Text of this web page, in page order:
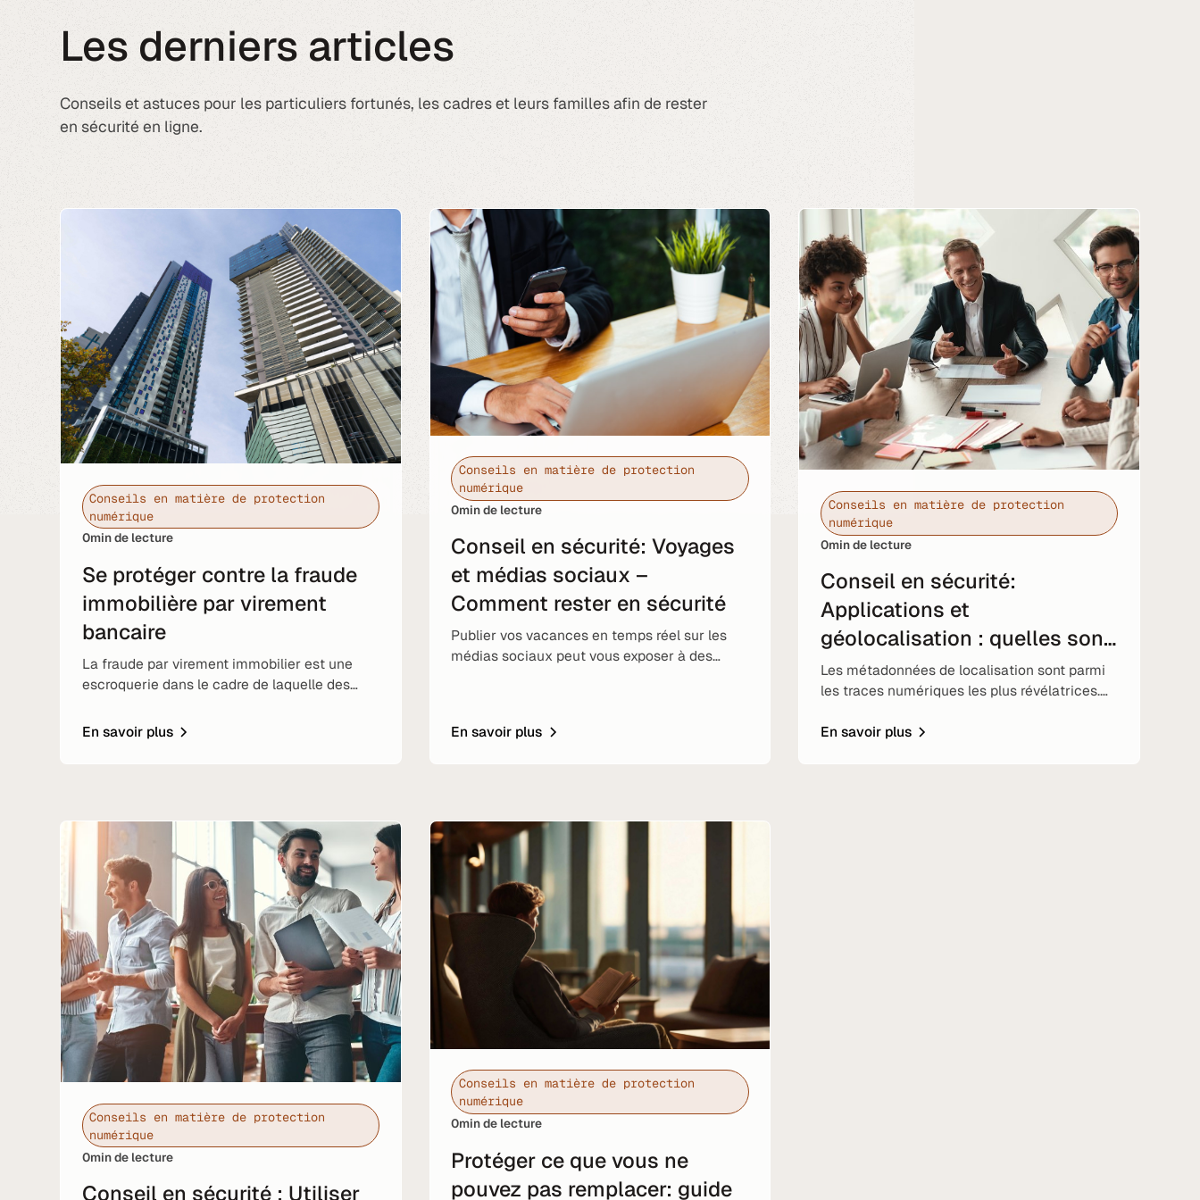
Les derniers articles
Conseils et astuces pour les particuliers fortunés, les cadres et leurs familles afin de rester
en sécurité en ligne.
Conseils en matière de protection
numérique
0min de lecture
Se protéger contre la fraude
immobilière par virement
bancaire
La fraude par virement immobilier est une
escroquerie dans le cadre de laquelle des
confiance pour rediriger de l'argent lors d'une
transaction immobilière. Pour les personnes
En savoir plus
Conseils en matière de protection
numérique
0min de lecture
Conseil en sécurité: Voyages
et médias sociaux –
Comment rester en sécurité
Publier vos vacances en temps réel sur les
médias sociaux peut vous exposer à des
En savoir plus
Conseils en matière de protection
numérique
0min de lecture
Conseil en sécurité:
Applications et
géolocalisation : quelles sont
les conséquences?
Les métadonnées de localisation sont parmi
les traces numériques les plus révélatrices.
pour la vie privée et comment reprendre le
En savoir plus
Conseils en matière de protection
numérique
0min de lecture
Conseil en sécurité : Utiliser
Conseils en matière de protection
numérique
0min de lecture
Protéger ce que vous ne
pouvez pas remplacer: guide